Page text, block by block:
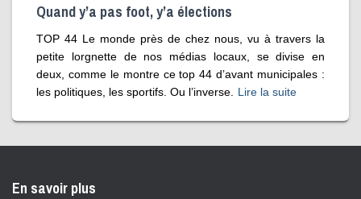
Quand y’a pas foot, y’a élections
TOP 44 Le monde près de chez nous, vu à travers la
petite lorgnette de nos médias locaux, se divise en
deux, comme le montre ce top 44 d’avant municipales :
les politiques, les sportifs. Ou l’inverse.
Lire la suite
En savoir plus